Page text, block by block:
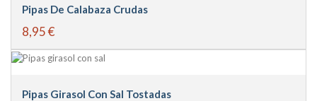
Pipas De Calabaza Crudas
8,95 €
Pipas Girasol Con Sal Tostadas